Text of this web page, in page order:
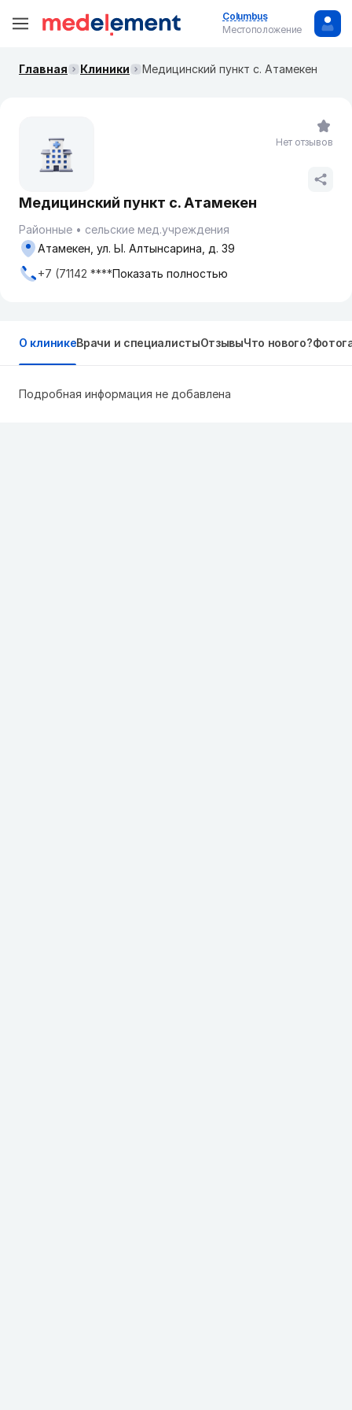
Columbus
Местоположение
Главная Клиники Медицинский пункт с. Атамекен
Медицинский пункт с. Атамекен
Районные
сельские мед.учреждения
Атамекен, ул. Ы. Алтынсарина, д. 39
+7 (71142 ****Показать полностью
Нет отзывов
О клиникеВрачи и специалистыОтзывыЧто нового?
Подробная информация не добавлена